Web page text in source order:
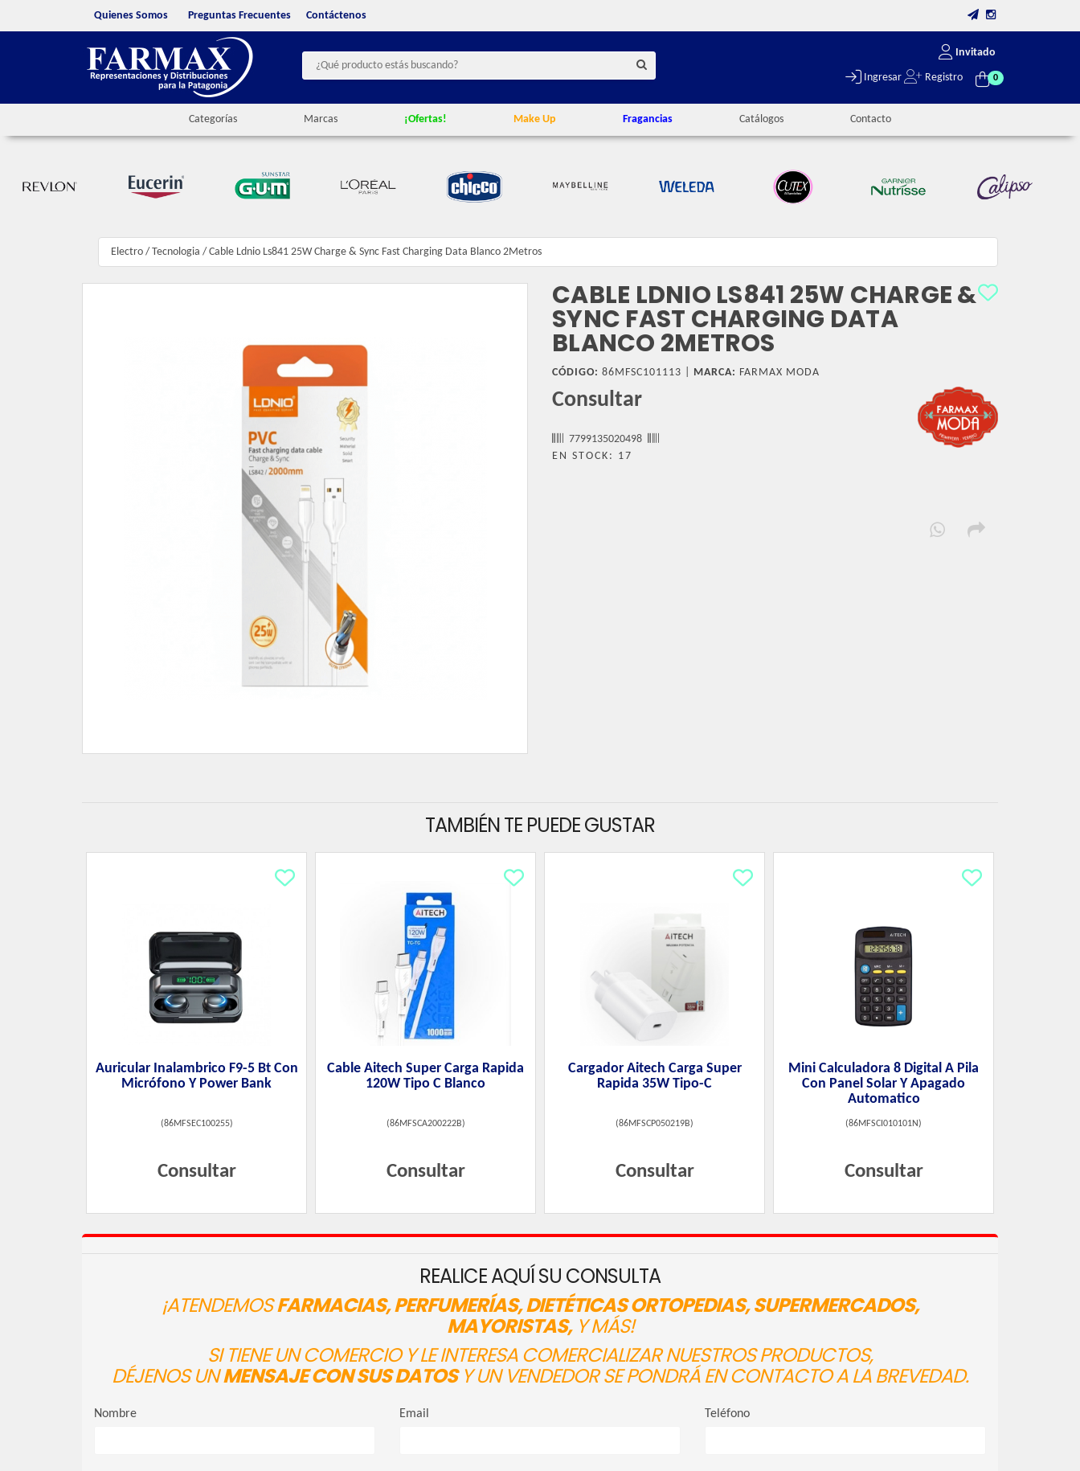
Quienes Somos Preguntas Frecuentes Contáctenos
Invitado
Ingresar Registro 0
Categorías Marcas ¡Ofertas! Make Up Fragancias Catálogos Contacto
Electro / Tecnologia / Cable Ldnio Ls841 25W Charge & Sync Fast Charging Data Blanco 2Metros
CABLE LDNIO LS841 25W CHARGE &
SYNC FAST CHARGING DATA
BLANCO 2METROS
CÓDIGO: 86MFSC101113 | MARCA: FARMAX MODA
Consultar
7799135020498
EN STOCK: 17
TAMBIÉN TE PUEDE GUSTAR
Auricular Inalambrico F9-5 Bt Con
Micrófono Y Power Bank
(86MFSEC100255)
Consultar
Cable Aitech Super Carga Rapida
120W Tipo C Blanco
(86MFSCA200222B)
Consultar
Cargador Aitech Carga Super
Rapida 35W Tipo-C
(86MFSCP050219B)
Consultar
Mini Calculadora 8 Digital A Pila
Con Panel Solar Y Apagado
Automatico
(86MFSCI010101N )
Consultar
REALICE AQUÍ SU CONSULTA
¡ATENDEMOSFARMACIAS, PERFUMERÍAS, DIETÉTICAS ORTOPEDIAS, SUPERMERCADOS,
MAYORISTAS,Y MÁS!
SI TIENE UN COMERCIO Y LE INTERESA COMERCIALIZAR NUESTROS PRODUCTOS,
DÉJENOS UNMENSAJE CON SUS DATOSY UN VENDEDOR SE PONDRÁ EN CONTACTO A LA BREVEDAD.
Nombre Email Teléfono